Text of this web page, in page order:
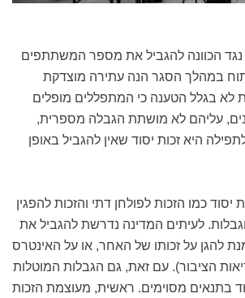
הכוונה להגביל את מספר המשתתפים
במהלך הסגר הנה עתירה מוצדקת
לא בגלל הטענה כי המתפללים מופלים
עליהם לא מושתת הגבלה מספרית,
היא זכות יסוד שאין להגביל באופן
יסוד כמו הזכות לפולחן דתי והזכות להפגין
לעיתים המדינה נדרשת להגביל את
להגן על זכותו של האחר, או על האינטרס
הציבור). עם זאת, גם הגבלות המוטלות
בתנאים מסוימים. ראשית, מעוצמת הזכות